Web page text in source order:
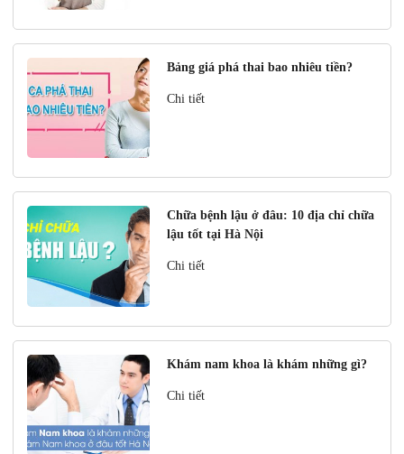
Bảng giá phá thai bao nhiêu tiền?
Chi tiết
Chữa bệnh lậu ở đâu: 10 địa chỉ chữa
lậu tốt tại Hà Nội
Chi tiết
Khám nam khoa là khám những gì?
Chi tiết